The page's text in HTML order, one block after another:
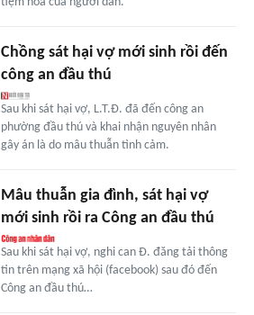
Chồng sát hại vợ mới sinh rồi đến
công an đầu thú
Sau khi sát hại vợ, L.T.Đ. đã đến công an
phường đầu thú và khai nhận nguyên nhân
gây án là do mâu thuẫn tình cảm.
Mâu thuẫn gia đình, sát hại vợ
mới sinh rồi ra Công an đầu thú
Sau khi sát hại vợ, nghi can Đ. đăng tải thông
tin trên mạng xã hội (facebook) sau đó đến
Công an đầu thú…